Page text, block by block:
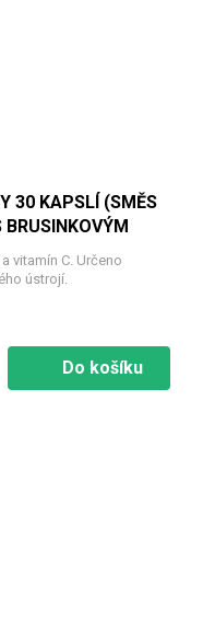
30 KAPSLÍ (SMĚS
BRUSINKOVÝM
vitamín C. Určeno
ústrojí.
Do košíku